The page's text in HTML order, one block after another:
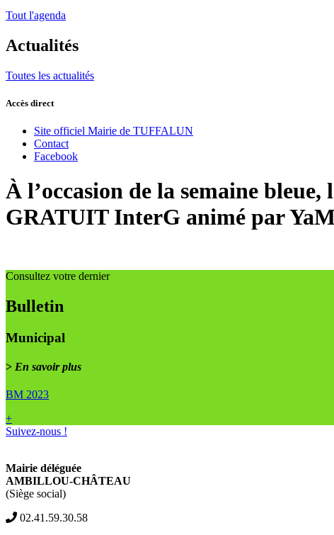
Tout l'agenda
Actualités
Toutes les actualités
Accès direct
Site officiel Mairie de TUFFALUN
Contact
Facebook
À l’occasion de la semaine
GRATUIT InterG animé par
Consultez votre dernier
Bulletin
Municipal
> En savoir plus
BM 2023
+
Suivez-nous !
Mairie déléguée
AMBILLOU-CHÂTEAU
(Siège social)
02.41.59.30.58